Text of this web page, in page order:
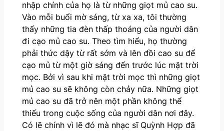
nhập chính của họ là từ những giọt mủ cao su.
Vào mỗi buổi mờ sáng, từ xa xa, tôi thường
thấy những tia đèn thấp thoáng của người dân
đi cạo mủ cao su. Theo tìm hiểu, họ thường
phải thức dậy từ rất sớm và lên đồi cao su để
cạo mủ từ một giờ sáng đến trước lúc mặt trời
mọc. Bởi vì sau khi mặt trời mọc thì những giọt
mủ cao su sẽ không còn chảy nữa. Những giọt
mủ cao su đã trở nên một phần không thể
thiếu trong cuộc sống của người dân nơi đây.
Có lẽ chính vì lẽ đó mà nhạc sĩ Quỳnh Hợp đã